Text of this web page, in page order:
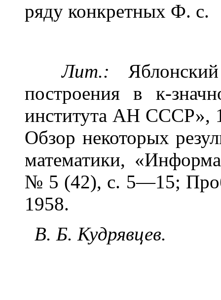
ряду конкретных Ф. с.
Лит.:
построения в к-
института АН СССР»,
Обзор некоторых
математики,
№ 5 (42), с. 5—15;
1958.
В. Б. Кудрявцев.